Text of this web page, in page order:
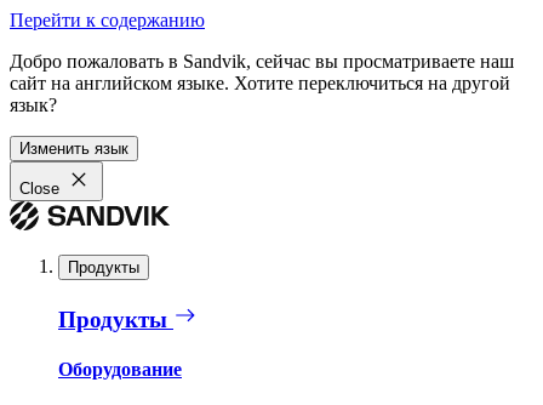
Перейти к содержанию
Добро пожаловать в Sandvik, сейчас вы просматриваете наш
сайт на английском языке. Хотите переключиться на другой
язык?
Изменить язык
Close
Продукты
Продукты
Оборудование